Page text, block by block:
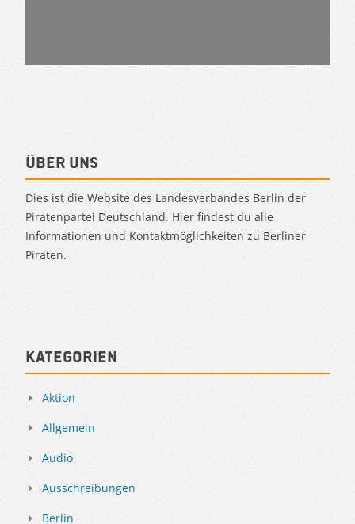
Über uns
Dies ist die Website des Landesverbandes Berlin der
Piratenpartei Deutschland. Hier findest du alle
Informationen und Kontaktmöglichkeiten zu Berliner
Piraten.
Kategorien
Aktion
Allgemein
Audio
Ausschreibungen
Berlin